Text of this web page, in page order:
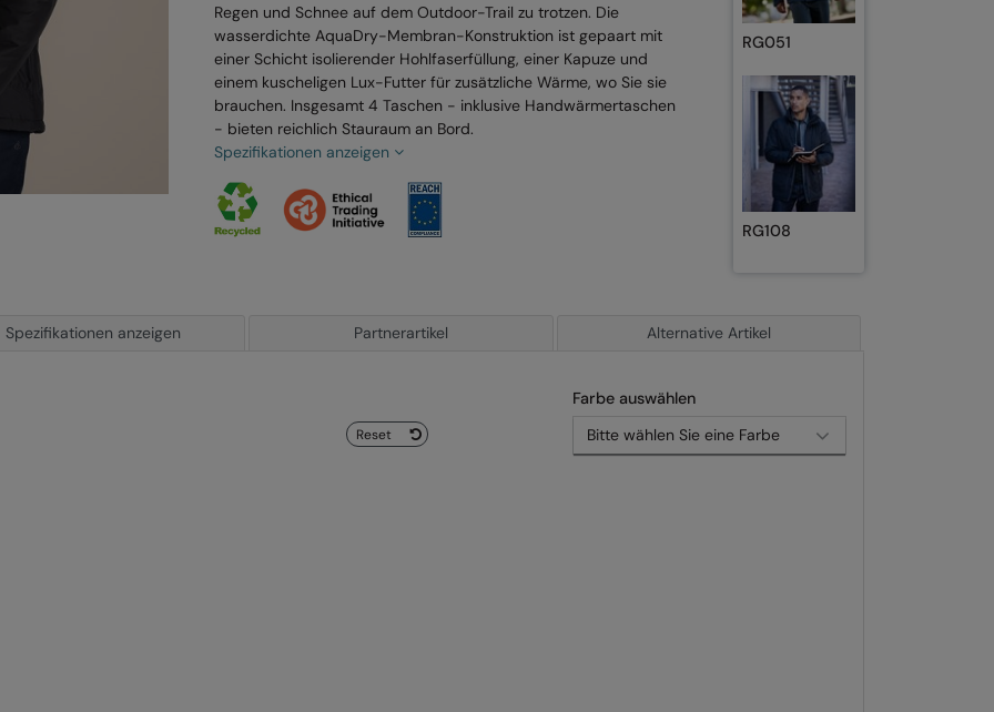
Regen und Schnee auf dem Outdoor-Trail zu trotzen. Die
wasserdichte AquaDry-Membran-Konstruktion ist gepaart mit
einer Schicht isolierender Hohlfaserfüllung, einer Kapuze und
einem kuscheligen Lux-Futter für zusätzliche Wärme, wo Sie sie
brauchen. Insgesamt 4 Taschen - inklusive Handwärmertaschen
- bieten reichlich Stauraum an Bord.
Spezifikationen anzeigen
RG051
RG108
Spezifikationen anzeigen Partnerartikel Alternative Artikel
Farbe auswählen
Reset